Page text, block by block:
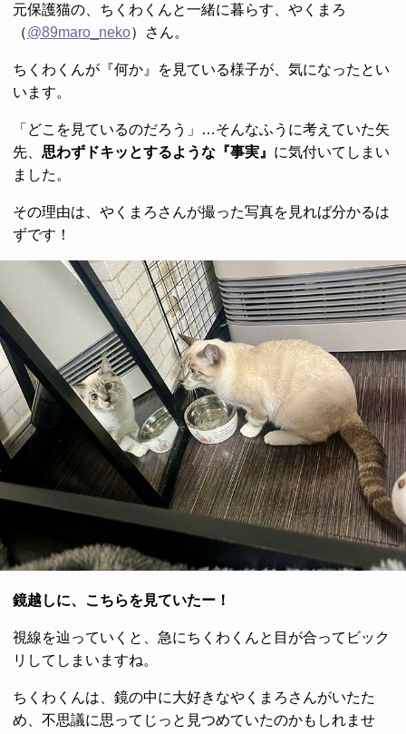
元保護猫の、ちくわくんと一緒に暮らす、やくまろ
（@89maro_neko）さん。
ちくわくんが『何か』を見ている様子が、気になったとい
います。
「どこを見ているのだろう」…そんなふうに考えていた矢
先、 思わずドキッとするような『事実』 に気付いてしまい
ました。
その理由は、やくまろさんが撮った写真を見れば分かるは
ずです！
鏡越しに、こちらを見ていたー！
視線を辿っていくと、急にちくわくんと目が合ってビック
リしてしまいますね。
ちくわくんは、鏡の中に大好きなやくまろさんがいたた
め、不思議に思ってじっと見つめていたのかもしれませ